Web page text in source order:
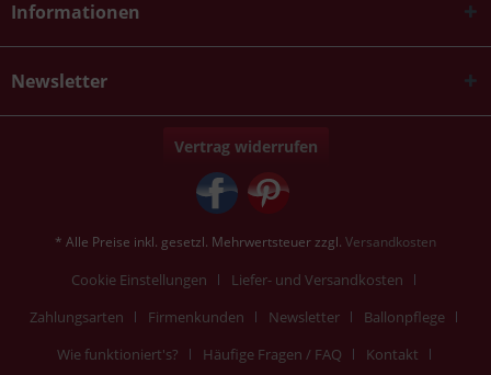
Informationen
Newsletter
Vertrag widerrufen
* Alle Preise inkl. gesetzl. Mehrwertsteuer zzgl. Versandkosten
Cookie Einstellungen
Liefer- und Versandkosten
Zahlungsarten
Firmenkunden Newsletter
Ballonpflege
Wie funktioniert's?
Häufige Fragen / FAQ Kontakt